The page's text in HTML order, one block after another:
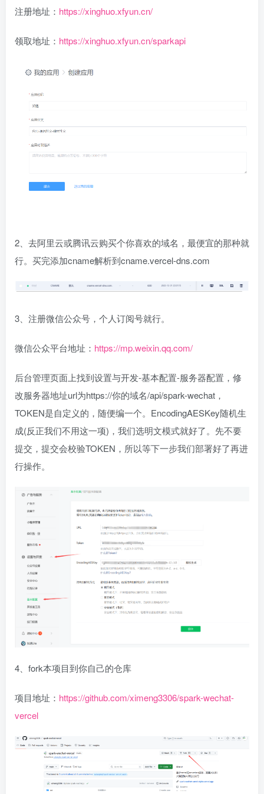
注册地址： https://xinghuo.xfyun.cn/
领取地址： https://xinghuo.xfyun.cn/sparkapi
2、去阿里云或腾讯云购买个你喜欢的域名，最便宜的那种就
行。买完添加cname解析到cname.vercel-dns.com
3、注册微信公众号，个人订阅号就行。
微信公众平台地址： https://mp.weixin.qq.com/
后台管理页面上找到设置与开发-基本配置-服务器配置，修
改服务器地址url为https://你的域名/api/spark-wechat，
TOKEN是自定义的，随便编一个。EncodingAESKey随机生
成(反正我们不用这一项)，我们选明文模式就好了。先不要
提交，提交会校验TOKEN，所以等下一步我们部署好了再进
行操作。
4、fork本项目到你自己的仓库
项目地址： https://github.com/ximeng3306/spark-wechat-
vercel